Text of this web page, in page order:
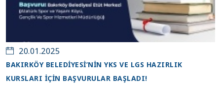
20.01.2025
BAKIRKÖY BELEDİYESİ’NİN YKS VE LGS HAZIRLIK
KURSLARI İÇİN BAŞVURULAR BAŞLADI!